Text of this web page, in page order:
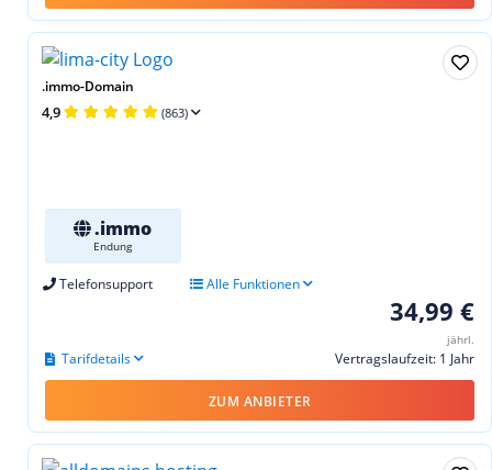
.immo-Domain
4,9 (863)
.immo
Endung
Telefonsupport Alle Funktionen
34,99 €
jährl.
Vertragslaufzeit: 1 Jahr
Tarifdetails
ZUM ANBIETER